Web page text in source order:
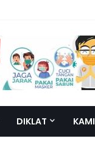
DIKLAT KAMI